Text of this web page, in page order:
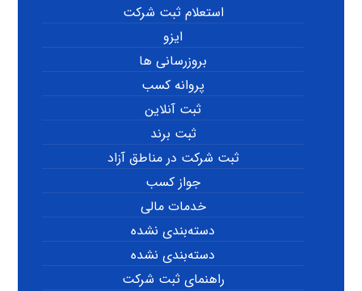
استعلام ثبت شرکت
ایزو
بروزرسانی ها
پروانه کسب
ثبت آنلاین
ثبت برند
ثبت شرکت در مناطق آزاد
جواز کسب
خدمات مالی
دسته‌بندی نشده
دسته‌بندی نشده
راهنمای ثبت شرکت